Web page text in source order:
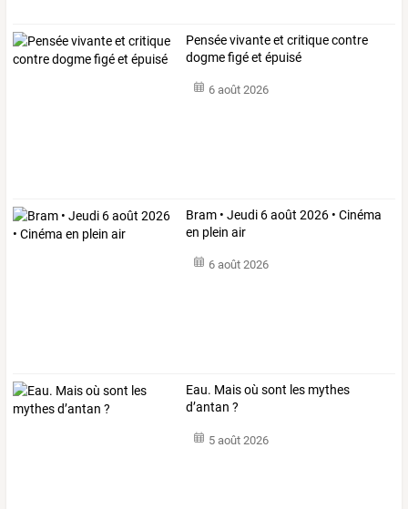
Pensée vivante et critique contre
dogme figé et épuisé
6 août 2026
Bram • Jeudi 6 août 2026 • Cinéma
en plein air
6 août 2026
Eau. Mais où sont les mythes
d’antan ?
5 août 2026